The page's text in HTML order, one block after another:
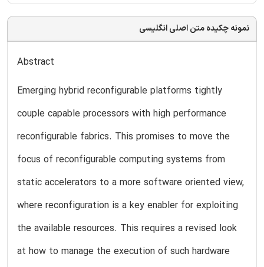
نمونه چکیده متن اصلی انگلیسی
Abstract
Emerging hybrid reconfigurable platforms tightly
couple capable processors with high performance
reconfigurable fabrics. This promises to move the
focus of reconfigurable computing systems from
static accelerators to a more software oriented view,
where reconfiguration is a key enabler for exploiting
the available resources. This requires a revised look
at how to manage the execution of such hardware